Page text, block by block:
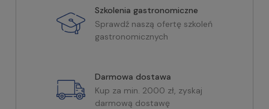
Szkolenia gastronomiczne
Sprawdź naszą ofertę szkoleń
gastronomicznych
Darmowa dostawa
Kup za min. 2000 zł, zyskaj
darmową dostawę